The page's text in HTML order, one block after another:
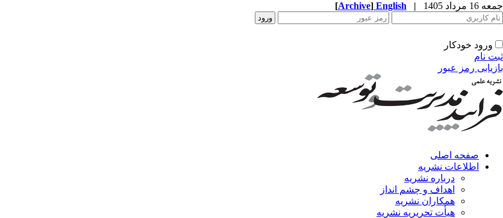
جمعه 16 مرداد 1405 |
English
[Archive]
ورود خودکار
ثبت نام
بازیابی رمز عبور
صفحه اصلی
اطلاعات نشریه
درباره نشریه
اهداف و چشم انداز
همکاران نشریه
هیأت تحریریه نشریه